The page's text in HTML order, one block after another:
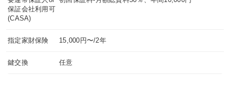
保証会社利用可
(CASA)
指定家財保険 15,000円〜/2年
鍵交換 任意